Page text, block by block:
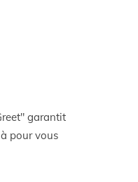
garantit
pour vous